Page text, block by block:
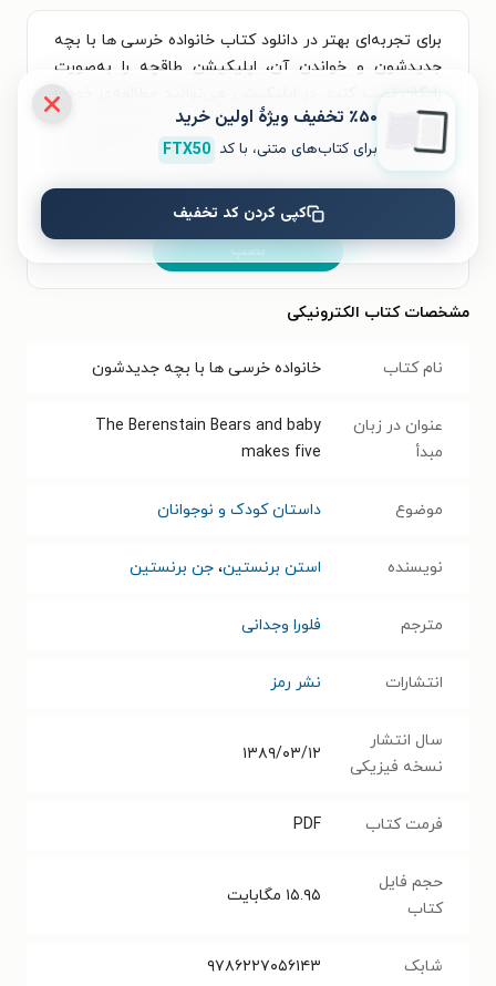
برای تجربه‌ای بهتر در دانلود کتاب خانواده خرسی ها با بچه
جدیدشون و خواندن آن، اپلیکیشن طاقچه را به‌صورت
رایگان نصب کنید. در اپلیکیشن می‌توانید مطالعه‌ی خود را
شخصی‌سازی کنید و لذت خواندن و شنیدن کتاب‌ها را
همیشه و همه‌جا تجربه کنید. علاوه‌بر دسترسی آسان،
امکان خرید هزاران کتاب صوتی و الکترونیکی با تخفیف‌های
ویژه و بهترین قیمت هم فراهم است.
نصب
مشخصات کتاب الکترونیکی
نام کتاب خانواده خرسی ها با بچه جدیدشون
عنوان در زبان
مبدأ
The Berenstain Bears and baby
makes five
موضوع داستان کودک و نوجوانان
نویسنده استن برنستین، جن برنستین
مترجم فلورا وجدانی
انتشارات نشر رمز
سال انتشار
نسخه فیزیکی
۱۳۸۹/۰۳/۱۲
فرمت کتاب PDF
حجم فایل
کتاب
۱۵.۹۵ مگابایت
شابک ۹۷۸۶۲۲۷۰۵۶۱۴۳
٪۵۰ تخفیف ویژۀ اولین خرید
برای کتاب‌های متنی، با کد FTX50
کپی کردن کد تخفیف